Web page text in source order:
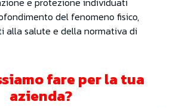
del fenomeno fisico,
alla salute e della normativa di
fare per la tua
azienda?